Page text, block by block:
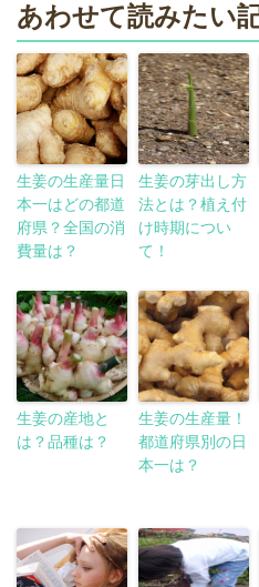
あわせて読みたい
生姜の生産量日
本一はどの都道
府県？全国の消
費量は？
生姜の芽出し方
法とは？植え付
け時期につい
て！
生姜の産地と
は？品種は？
生姜の生産量！
都道府県別の日
本一は？